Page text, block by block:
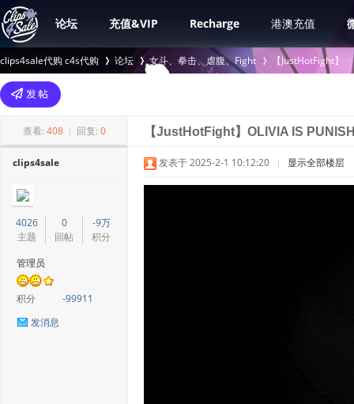
论坛 充值&VIP Recharge 港澳充值
clips4sale代购 c4s代购
>
论坛 女斗、拳击、虐腹、Fight
›
【JustHotFight】
查看: 408 | 回复: 0 【JustHotFight】OLIVIA IS
clips4sale
4026
主题
0
回帖
-9万
积分
管理员
积分
-99911
发消息
发表于 2025-2-1 10:12:20 | 显示全部楼层